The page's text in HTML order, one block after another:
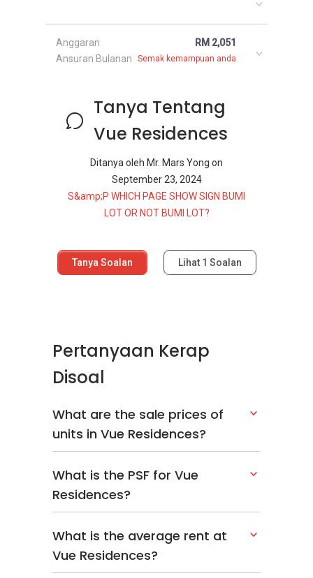
Anggaran
Ansuran Bulanan
RM 2,051
Semak kemampuan anda
Tanya Tentang
Vue Residences
Ditanya oleh Mr. Mars Yong on
September 23, 2024
S&amp;P WHICH PAGE SHOW SIGN BUMI
LOT OR NOT BUMI LOT?
Tanya Soalan Lihat 1 Soalan
Pertanyaan Kerap
Disoal
What are the sale prices of
units in Vue Residences?
What is the PSF for Vue
Residences?
What is the average rent at
Vue Residences?